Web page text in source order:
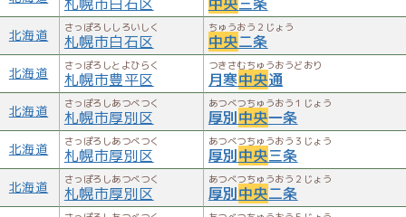
北海道 さっぽろししろいしく
札幌市白石区
ちゅうおう２じょう
中央二条
北海道 さっぽろしとよひらく
札幌市豊平区
つきさむちゅうおうどおり
月寒中央通
北海道 さっぽろしあつべつく
札幌市厚別区
あつべつちゅうおう１じょう
厚別中央一条
北海道 さっぽろしあつべつく
札幌市厚別区
あつべつちゅうおう３じょう
厚別中央三条
北海道 さっぽろしあつべつく
札幌市厚別区
あつべつちゅうおう２じょう
厚別中央二条